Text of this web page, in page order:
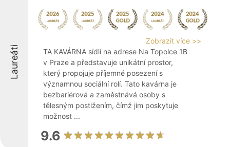
Laureáti
Zobrazit více >>
TA KAVÁRNA sídlí na adrese Na Topolce 1B
v Praze a představuje unikátní prostor,
který propojuje příjemné posezení s
významnou sociální rolí. Tato kavárna je
bezbariérová a zaměstnává osoby s
tělesným postižením, čímž jim poskytuje
možnost ...
9.6